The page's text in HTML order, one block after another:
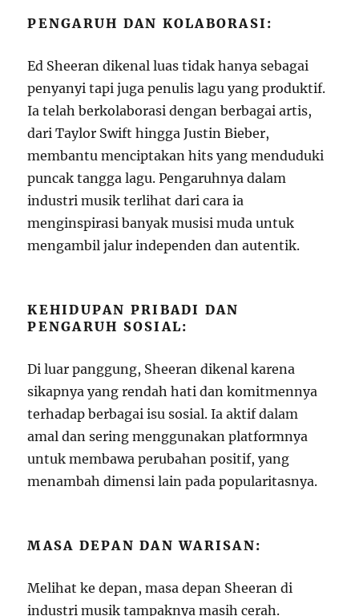
PENGARUH DAN KOLABORASI:
Ed Sheeran dikenal luas tidak hanya sebagai
penyanyi tapi juga penulis lagu yang produktif.
Ia telah berkolaborasi dengan berbagai artis,
dari Taylor Swift hingga Justin Bieber,
membantu menciptakan hits yang menduduki
puncak tangga lagu. Pengaruhnya dalam
industri musik terlihat dari cara ia
menginspirasi banyak musisi muda untuk
mengambil jalur independen dan autentik.
KEHIDUPAN PRIBADI DAN
PENGARUH SOSIAL:
Di luar panggung, Sheeran dikenal karena
sikapnya yang rendah hati dan komitmennya
terhadap berbagai isu sosial. Ia aktif dalam
amal dan sering menggunakan platformnya
untuk membawa perubahan positif, yang
menambah dimensi lain pada popularitasnya.
MASA DEPAN DAN WARISAN:
Melihat ke depan, masa depan Sheeran di
industri musik tampaknya masih cerah.